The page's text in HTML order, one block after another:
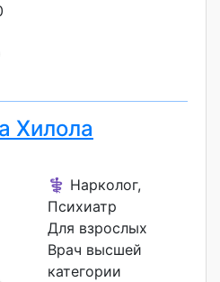
Хилола
⚕️ Нарколог,
Психиатр
Для взрослых
Врач высшей
категории